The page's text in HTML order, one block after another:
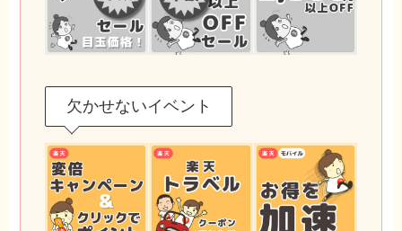
欠かせないイベント